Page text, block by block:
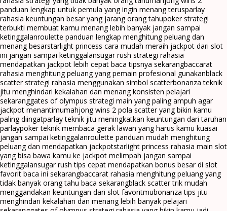
panduan lengkap untuk pemula yang ingin menang terusparlay
rahasia keuntungan besar yang jarang orang tahupoker strategi
terbukti membuat kamu menang lebih banyak jangan sampai
ketinggalanroulette panduan lengkap menghitung peluang dan
menang besarstarlight princess cara mudah meraih jackpot dari slot
ini jangan sampai ketinggalansugar rush strategi rahasia
mendapatkan jackpot lebih cepat baca tipsnya sekarangbaccarat
rahasia menghitung peluang yang pemain profesional gunakanblack
scatter strategi rahasia menggunakan simbol scatterbonanza teknik
jitu menghindari kekalahan dan menang konsisten pelajari
sekaranggates of olympus strategi main yang paling ampuh agar
jackpot menantimumahjong wins 2 pola scatter yang bikin kamu
paling diingatparlay teknik jitu meningkatkan keuntungan dari taruhan
parlaypoker teknik membaca gerak lawan yang harus kamu kuasai
jangan sampai ketinggalanroulette panduan mudah menghitung
peluang dan mendapatkan jackpotstarlight princess rahasia main slot
yang bisa bawa kamu ke jackpot melimpah jangan sampai
ketinggalansugar rush tips cepat mendapatkan bonus besar di slot
favorit baca ini sekarangbaccarat rahasia menghitung peluang yang
tidak banyak orang tahu baca sekarangblack scatter trik mudah
menggandakan keuntungan dari slot favoritmubonanza tips jitu
menghindari kekalahan dan menang lebih banyak pelajari